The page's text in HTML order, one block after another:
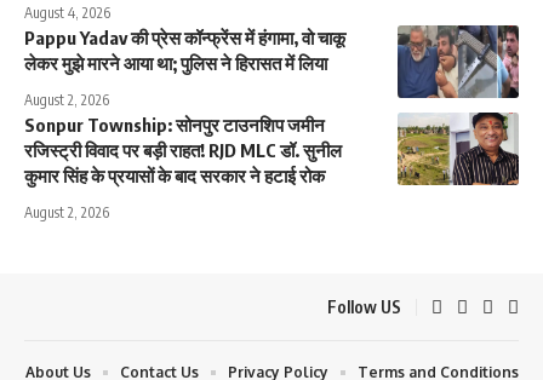
August 4, 2026
Pappu Yadav की प्रेस कॉन्फ्रेंस में हंगामा, वो चाकू
लेकर मुझे मारने आया था; पुलिस ने हिरासत में लिया
August 2, 2026
Sonpur Township: सोनपुर टाउनशिप जमीन
रजिस्ट्री विवाद पर बड़ी राहत! RJD MLC डॉ. सुनील
कुमार सिंह के प्रयासों के बाद सरकार ने हटाई रोक
August 2, 2026
Follow US
About Us Contact Us Privacy Policy Terms and Conditions